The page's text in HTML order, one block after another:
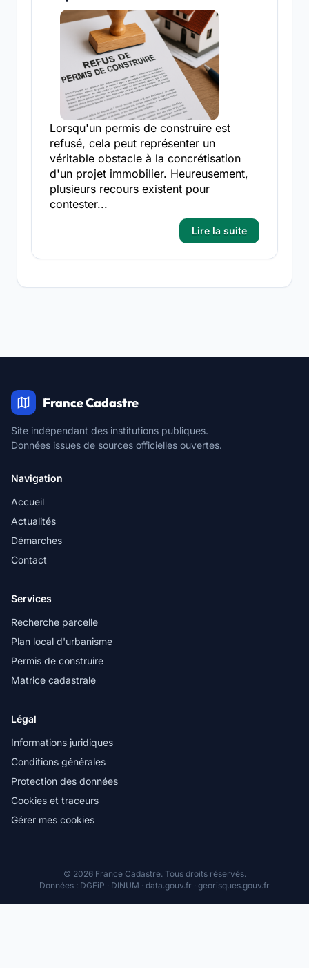
Lorsqu'un permis de construire est
refusé, cela peut représenter un
véritable obstacle à la concrétisation
d'un projet immobilier. Heureusement,
plusieurs recours existent pour
contester...
Lire la suite
France Cadastre
Site indépendant des institutions publiques.
Données issues de sources officielles ouvertes.
Navigation
Accueil
Actualités
Démarches
Contact
Services
Recherche parcelle
Plan local d'urbanisme
Permis de construire
Matrice cadastrale
Légal
Informations juridiques
Conditions générales
Protection des données
Cookies et traceurs
Gérer mes cookies
© 2026 France Cadastre. Tous droits réservés.
Données : DGFiP · DINUM · data.gouv.fr · georisques.gouv.fr